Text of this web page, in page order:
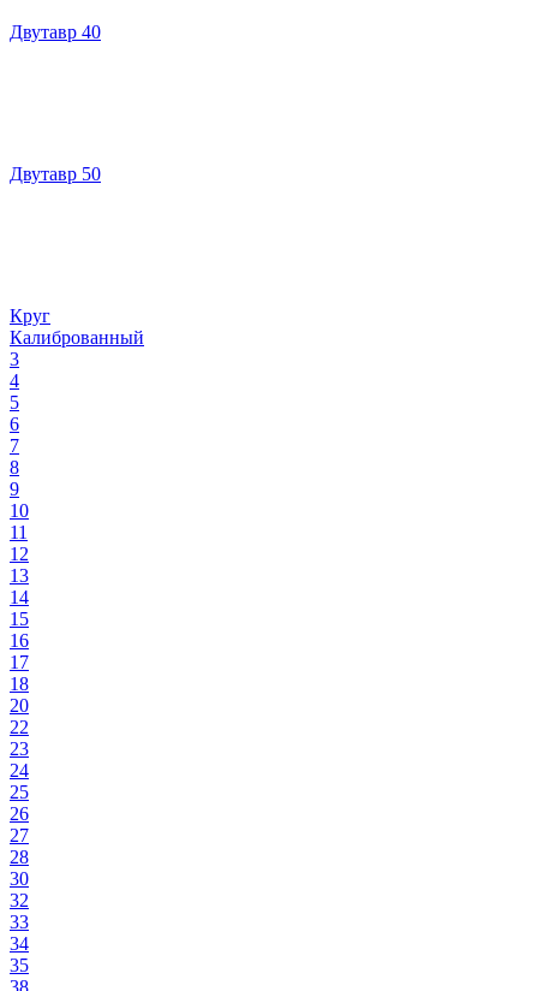
Двутавр 40
Двутавр 50
Круг
Калиброванный
3
4
5
6
7
8
9
10
11
12
13
14
15
16
17
18
20
22
23
24
25
26
27
28
30
32
33
34
35
38